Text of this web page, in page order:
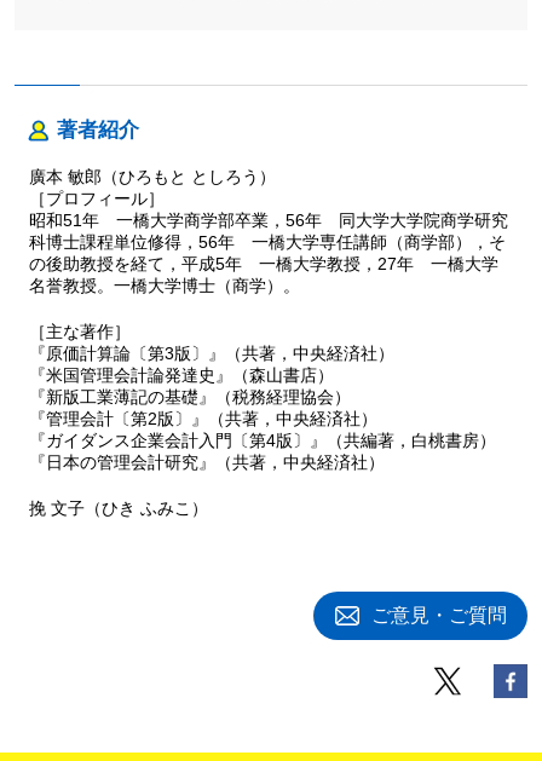
著者紹介
廣本 敏郎（ひろもと としろう）
［プロフィール］
昭和51年 一橋大学商学部卒業，56年 同大学大学院商学研究
科博士課程単位修得，56年 一橋大学専任講師（商学部），そ
の後助教授を経て，平成5年 一橋大学教授，27年 一橋大学
名誉教授。一橋大学博士（商学）。
［主な著作］
『原価計算論〔第3版〕』（共著，中央経済社）
『米国管理会計論発達史』（森山書店）
『新版工業薄記の基礎』（税務経理協会）
『管理会計〔第2版〕』（共著，中央経済社）
『ガイダンス企業会計入門〔第4版〕』（共編著，白桃書房）
『日本の管理会計研究』（共著，中央経済社）
挽 文子（ひき ふみこ）
ご意見・ご質問